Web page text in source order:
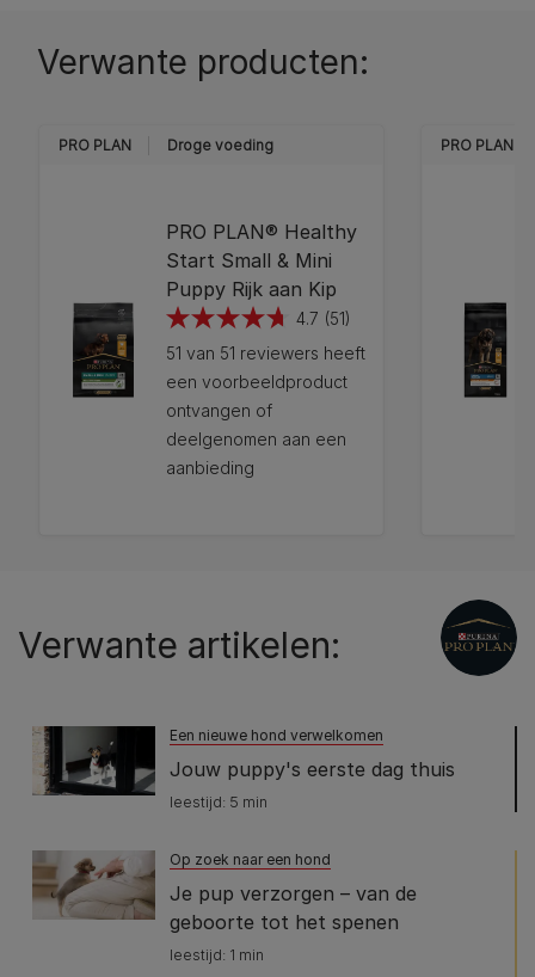
Verwante producten:
PRO PLAN Droge voeding
PRO PLAN® Healthy
Start Small & Mini
Puppy Rijk aan Kip
4.7 (51)
4.7
van
de
5
sterren.
51
51 van 51 reviewers heeft
een voorbeeldproduct
ontvangen of
deelgenomen aan een
aanbieding
PRO PLAN
Verwante artikelen:
Een nieuwe hond verwelkomen
Jouw puppy's eerste dag thuis
leestijd: 5 min
Op zoek naar een hond
Je pup verzorgen – van de
geboorte tot het spenen
leestijd: 1 min